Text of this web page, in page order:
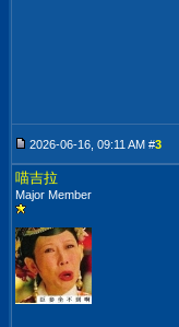
2026-06-16, 09:11 AM #3
喵吉拉
Major Member